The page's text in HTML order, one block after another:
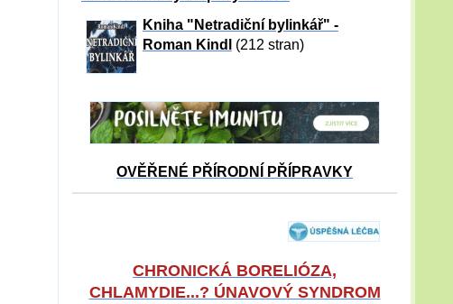
Kniha "Netradiční bylinkář" -
Roman Kindl
(212 stran)
OVĚŘENÉ PŘÍRODNÍ PŘÍPRAVKY
CHRONICKÁ BORELIÓZA,
CHLAMYDIE...? ÚNAVOVÝ SYNDROM